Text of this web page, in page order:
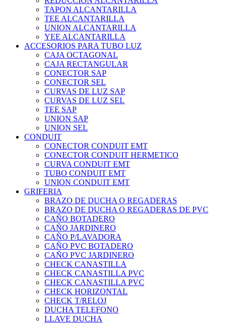
TAPON ALCANTARILLA
TEE ALCANTARILLA
UNION ALCANTARILLA
YEE ALCANTARILLA
ACCESORIOS PARA TUBO LUZ
CAJA OCTAGONAL
CAJA RECTANGULAR
CONECTOR SAP
CONECTOR SEL
CURVAS DE LUZ SAP
CURVAS DE LUZ SEL
TEE SAP
UNION SAP
UNION SEL
CONDUIT
CONECTOR CONDUIT EMT
CONECTOR CONDUIT HERMETICO
CURVA CONDUIT EMT
TUBO CONDUIT EMT
UNION CONDUIT EMT
GRIFERIA
BRAZO DE DUCHA O REGADERAS
BRAZO DE DUCHA O REGADERAS DE PVC
CAÑO BOTADERO
CAÑO JARDINERO
CAÑO P/LAVADORA
CAÑO PVC BOTADERO
CAÑO PVC JARDINERO
CHECK CANASTILLA
CHECK CANASTILLA PVC
CHECK CANASTILLA PVC
CHECK HORIZONTAL
CHECK T/RELOJ
DUCHA TELEFONO
LLAVE DUCHA